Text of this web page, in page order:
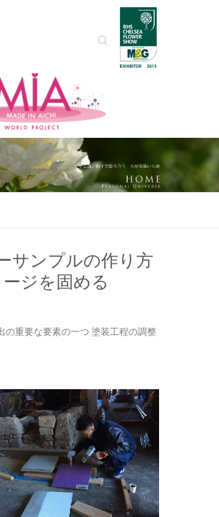
Search
サンプルの作り方
ジを固める
の重要な要素の一つ 塗装工程の調整